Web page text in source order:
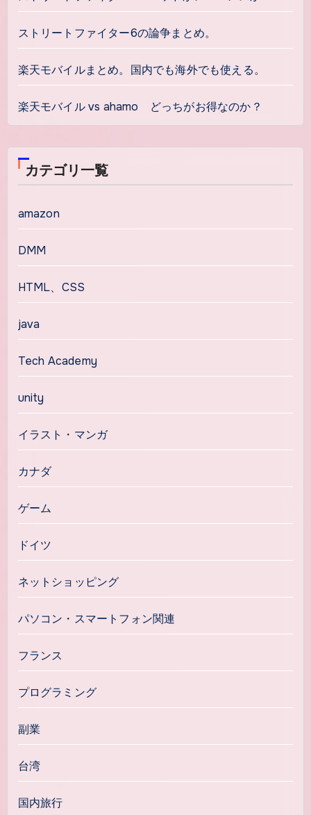
ストリートファイター6の論争まとめ。
楽天モバイルまとめ。国内でも海外でも使える。
楽天モバイル vs ahamo どっちがお得なのか？
カテゴリ一覧
amazon
DMM
HTML、CSS
java
Tech Academy
unity
イラスト・マンガ
カナダ
ゲーム
ドイツ
ネットショッピング
パソコン・スマートフォン関連
フランス
プログラミング
副業
台湾
国内旅行